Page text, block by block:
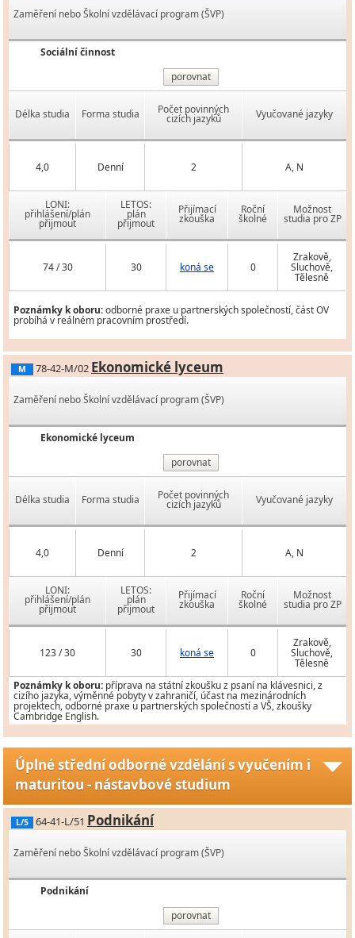
Zaměření nebo Školní vzdělávací program (ŠVP)
Sociální činnost
porovnat
Délka studia Forma studia Počet povinných
cizích jazyků Vyučované jazyky
4,0 Denní 2 A, N
LONI:
přihlášení/plán
přijmout
LETOS:
plán
přijmout
Přijímací
zkouška
Roční
školné
Možnost
studia pro ZP
74 / 30 30 koná se 0
Zrakově,
Sluchově,
Tělesně
Poznámky k oboru:odborné praxe u partnerských společností, část OV
probíhá v reálném pracovním prostředí.
M 78-42-M/02 Ekonomické lyceum
Zaměření nebo Školní vzdělávací program (ŠVP)
Ekonomické lyceum
porovnat
Délka studia Forma studia Počet povinných
cizích jazyků Vyučované jazyky
4,0 Denní 2 A, N
LONI:
přihlášení/plán
přijmout
LETOS:
plán
přijmout
Přijímací
zkouška
Roční
školné
Možnost
studia pro ZP
123 / 30 30 koná se 0
Zrakově,
Sluchově,
Tělesně
Poznámky k oboru: příprava na státní zkoušku z psaní na klávesnici, z
cizího jazyka, výměnné pobyty v zahraničí, účast na mezinárodních
projektech, odborné praxe u partnerských společností a VŠ, zkoušky
Cambridge English.
Úplné střední odborné vzdělání s vyučením i
maturitou - nástavbové studium
L/5 64-41-L/51 Podnikání
Zaměření nebo Školní vzdělávací program (ŠVP)
Podnikání
porovnat